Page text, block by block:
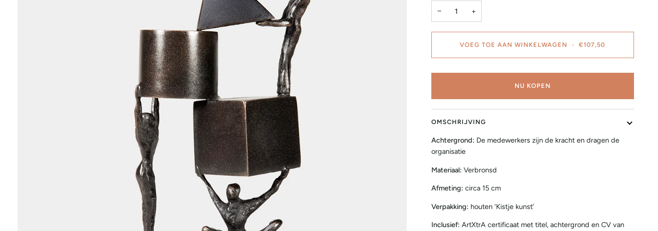
− +
VOEG TOE AAN WINKELWAGEN • €107,50
NU KOPEN
OMSCHRIJVING
Achtergrond: De medewerkers zijn de kracht en dragen de
organisatie
Materiaal: Verbronsd
Afmeting: circa 15 cm
Verpakking: houten ‘Kistje kunst’
Inclusief: ArtXtrA certificaat met titel, achtergrond en CV van